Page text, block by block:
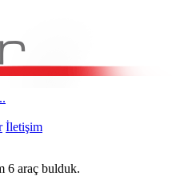
İletişim
6 araç bulduk.